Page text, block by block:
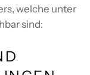
welche unter
sind: